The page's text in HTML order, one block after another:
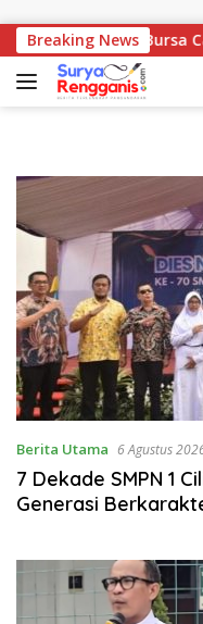
Breaking News
Siap Maju di Bursa
Berita Utama 6 Agustus
7 Dekade SMPN 1
Generasi